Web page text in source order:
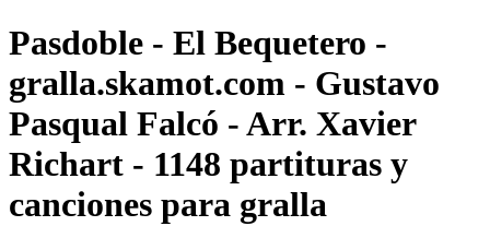
Pasdoble - El Bequetero -
gralla.skamot.com - Gustavo
Pasqual Falcó - Arr. Xavier
Richart - 1148 partituras y
canciones para gralla